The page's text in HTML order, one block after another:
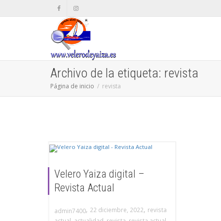
Archivo de la etiqueta: revista
Página de inicio revista
Velero Yaiza digital –
Revista Actual
admin7400, 22 diciembre, 2022, revista